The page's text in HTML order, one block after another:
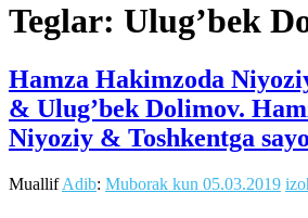
Teglar: Ulug’bek
Hamza Hakimzoda
& Ulug’bek Dolimov.
Niyoziy & Toshkentga
MuallifAdib: Muborak kun 05.03.2019